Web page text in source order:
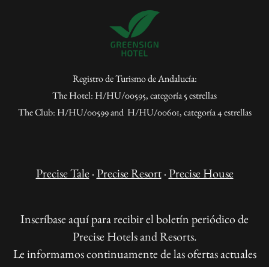
Registro de Turismo de Andalucía:
The Hotel: H/HU/00595, categoría 5 estrellas
The Club: H/HU/00599 and H/HU/00601, categoría 4 estrellas
Precise Tale ·Precise Resort·Precise House
Inscríbase aquí para recibir el boletín periódico de
Precise Hotels and Resorts.
Le informamos continuamente de las ofertas actuales